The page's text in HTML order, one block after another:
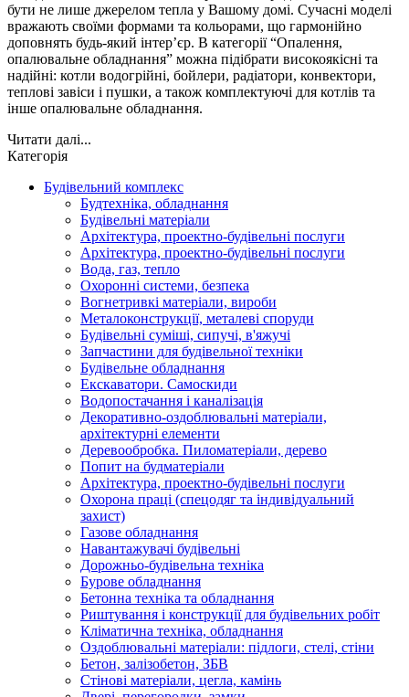
бути не лише джерелом тепла у Вашому домі. Сучасні моделі
вражають своїми формами та кольорами, що гармонійно
доповнять будь-який інтер’єр. В категорії “Опалення,
опалювальне обладнання” можна підібрати високоякісні та
надійні: котли водогрійні, бойлери, радіатори, конвектори,
теплові завіси і пушки, а також комплектуючі для котлів та
інше опалювальне обладнання.
Читати далі...
Категорія
Будівельний комплекс
Будтехніка, обладнання
Будівельні матеріали
Архітектура, проектно-будівельні послуги
Архітектура, проектно-будівельні послуги
Вода, газ, тепло
Охоронні системи, безпека
Вогнетривкі матеріали, вироби
Металоконструкції, металеві споруди
Будівельні суміші, сипучі, в'яжучі
Запчастини для будівельної техніки
Будівельне обладнання
Екскаватори. Самоскиди
Водопостачання і каналізація
Декоративно-оздоблювальні матеріали,
архітектурні елементи
Деревообробка. Пиломатеріали, дерево
Попит на будматеріали
Архітектура, проектно-будівельні послуги
Охорона праці (спецодяг та індивідуальний
захист)
Газове обладнання
Навантажувачі будівельні
Дорожньо-будівельна техніка
Бурове обладнання
Бетонна техніка та обладнання
Риштування і конструкції для будівельних робіт
Кліматична техніка, обладнання
Оздоблювальні матеріали: підлоги, стелі, стіни
Бетон, залізобетон, ЗБВ
Стінові матеріали, цегла, камінь